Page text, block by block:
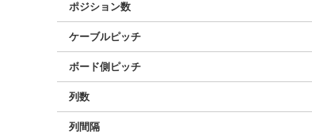
ポジション数
ケーブルピッチ
ボード側ピッチ
列数
列間隔